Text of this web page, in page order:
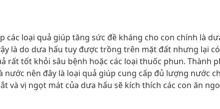
các loại quả giúp tăng sức đề kháng cho con chính là
là do dưa hấu tuy được trồng trên mặt đất nhưng lại
rất tốt khỏi sâu bệnh hoặc các loại thuốc phun. Thành
nước nên đây là loại quả giúp cung cấp đủ lượng nước
và vị ngọt mát của dưa hấu sẽ kích thích các con ăn